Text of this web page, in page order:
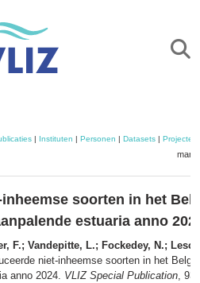
| Instituten | Personen | Datasets| Projecten
soorten in het
estuaria anno
F.; Vandepitte, L.; Fockedey, N.;
niet-inheemse soorten in het
anno 2024. VLIZ Special Publication,